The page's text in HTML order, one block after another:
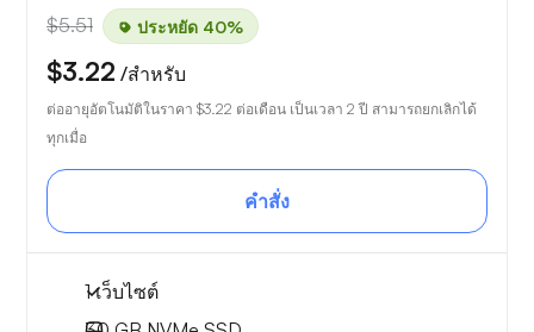
$5.51 ประหยัด 40%
$3.22 /สำหรับ
ต่ออายุอัตโนมัติในราคา $3.22 ต่อเดือน เป็นเวลา 2 ปี สามารถยกเลิกได้
ทุกเมื่อ
คำสั่ง
1 เว็บไซต์